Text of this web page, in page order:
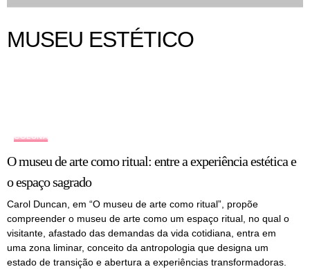
MUSEU ESTÉTICO
COLUNA
O museu de arte como ritual: entre a experiência estética e
o espaço sagrado
Carol Duncan, em “O museu de arte como ritual”, propõe
compreender o museu de arte como um espaço ritual, no qual o
visitante, afastado das demandas da vida cotidiana, entra em
uma zona liminar, conceito da antropologia que designa um
estado de transição e abertura a experiências transformadoras.